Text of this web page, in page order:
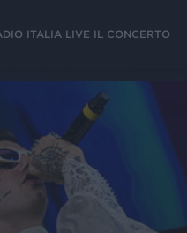
ITALIA LIVE IL CONCERTO